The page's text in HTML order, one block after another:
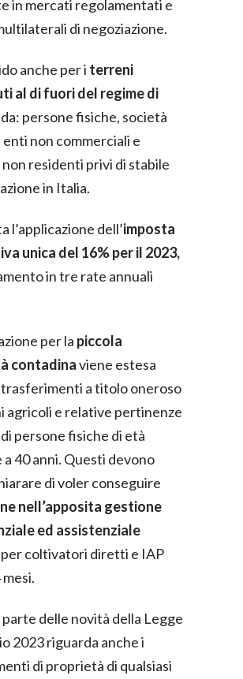
in mercati regolamentati e
di negoziazione.
anche per i terreni
al di fuori del regime di
da: persone fisiche, società
enti non commerciali e
residenti privi di stabile
in Italia.
l’applicazione dell’imposta
unica del 16% per il 2023,
in tre rate annuali
per la piccola
contadinaviene estesa
trasferimenti a titolo oneroso
agricoli e relative pertinenze
persone fisiche di età
40 anni. Questi devono
di voler conseguire
nell’apposita gestione
ed assistenziale
coltivatori diretti e IAP
parte delle novità della Legge
2023 riguarda anche i
di proprietà di qualsiasi